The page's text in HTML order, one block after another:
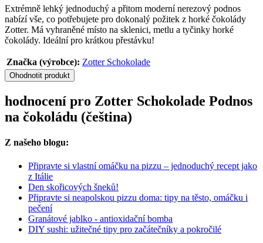
Extrémně lehký jednoduchý a přitom moderní nerezový podnos
nabízí vše, co potřebujete pro dokonalý požitek z horké čokolády
Zotter. Má vyhraněné místo na sklenici, metlu a tyčinky horké
čokolády. Ideální pro krátkou přestávku!
Značka (výrobce): Zotter Schokolade
Ohodnotit produkt
hodnocení pro Zotter Schokolade Podnos
na čokoládu (čeština)
Z našeho blogu:
Připravte si vlastní omáčku na pizzu – jednoduchý recept jako
z Itálie
Den skořicových šneků!
Připravte si neapolskou pizzu doma: tipy na těsto, omáčku i
pečení
Granátové jablko - antioxidační bomba
DIY sushi: užitečné tipy pro začátečníky a pokročilé